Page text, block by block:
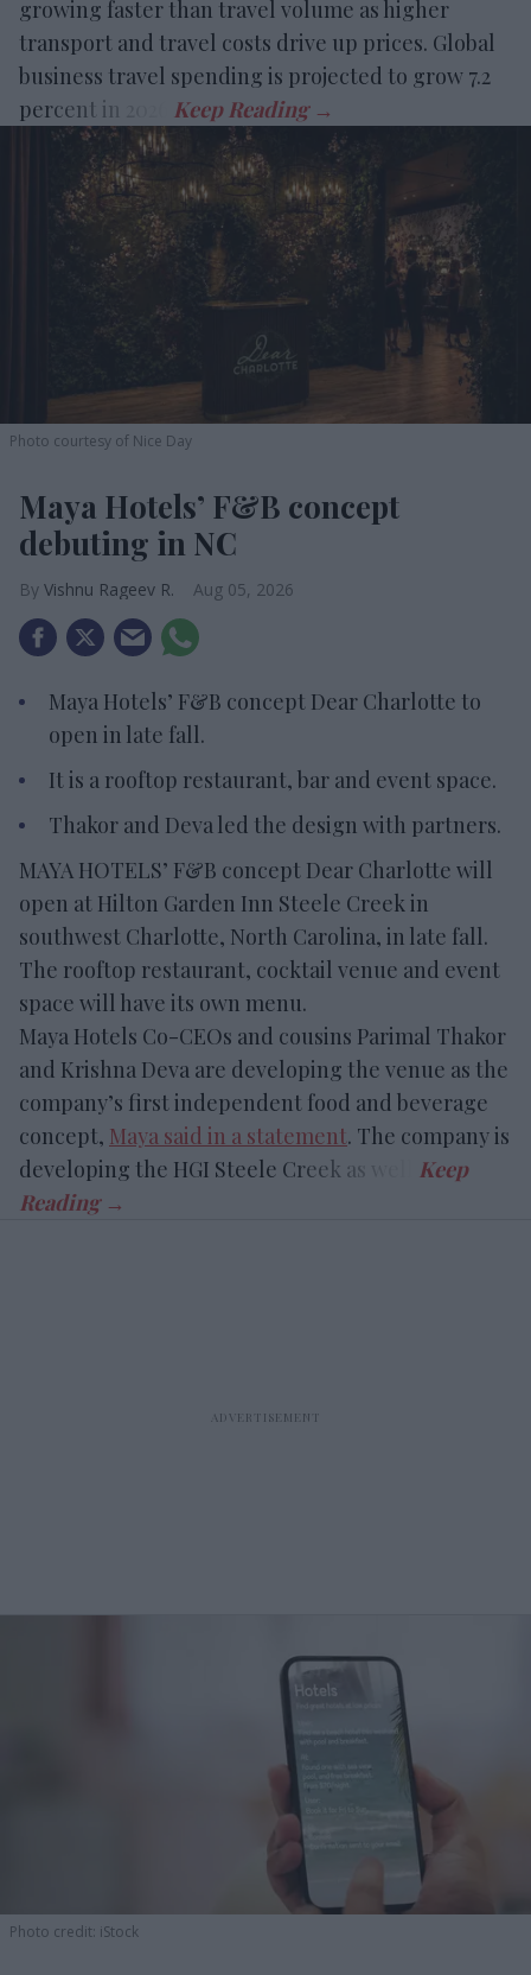
growing faster than travel volume as higher
transport and travel costs drive up prices. Global
business travel spending is projected to grow 7.2
percent in 2026.
Photo courtesy of Nice Day
Maya Hotels’ F&B concept
debuting in NC
Vishnu Rageev R. Aug 05, 2026
Maya Hotels’ F&B concept Dear Charlotte to
open in late fall.
It is a rooftop restaurant, bar and event space.
Thakor and Deva led the design with partners.
MAYA HOTELS’ F&B concept Dear Charlotte will
open at Hilton Garden Inn Steele Creek in
southwest Charlotte, North Carolina, in late fall.
The rooftop restaurant, cocktail venue and event
space will have its own menu.
Maya Hotels Co-CEOs and cousins Parimal Thakor
and Krishna Deva are developing the venue as the
company’s first independent food and beverage
concept, Maya said in a statement. The company is
developing the HGI Steele Creek as well.
Photo credit: iStock